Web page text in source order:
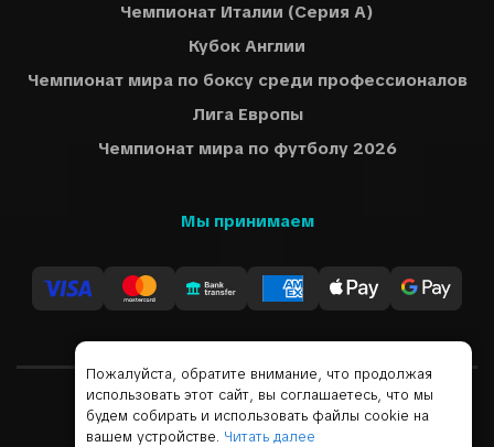
Чемпионат Италии (Серия A)
Кубок Англии
Чемпионат мира по боксу среди профессионалов
Лига Европы
Чемпионат мира по футболу 2026
Мы принимаем
Русский USD
Пожалуйста, обратите внимание, что продолжая
использовать этот сайт, вы соглашаетесь, что мы
будем собирать и использовать файлы cookie на
вашем устройстве. Читать далее